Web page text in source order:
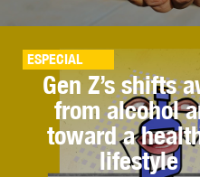
ESPECIAL
Gen Z’s shifts
from alcohol
toward a
lifestyle